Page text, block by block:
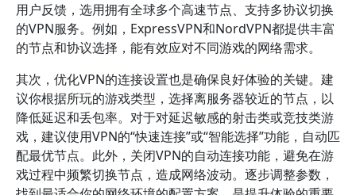
用户反馈，选用拥有全球多个高速节点、支持多协议切换
的VPN服务。例如，ExpressVPN和NordVPN都提供丰富
的节点和协议选择，能有效应对不同游戏的网络需求。
其次，优化VPN的连接设置也是确保良好体验的关键。建
议你根据所玩的游戏类型，选择离服务器较近的节点，以
降低延迟和丢包率。对于对延迟敏感的射击类或竞技类游
戏，建议使用VPN的“快速连接”或“智能选择”功能，自动匹
配最优节点。此外，关闭VPN的自动连接功能，避免在游
戏过程中频繁切换节点，造成网络波动。逐步调整参数，